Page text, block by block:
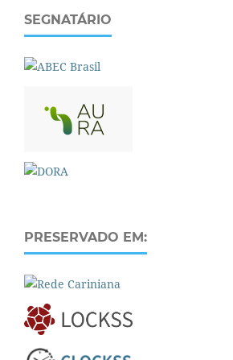
SEGNATÁRIO
PRESERVADO EM: